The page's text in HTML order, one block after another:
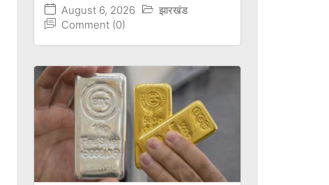
August 6, 2026
झारखंड
Comment (0)